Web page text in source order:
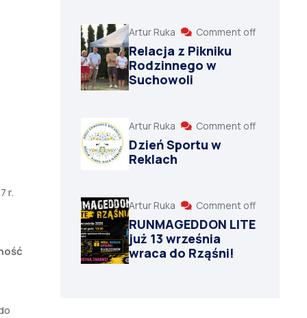
r.
Artur Ruka Comment off
Relacja z Pikniku
Rodzinnego w
Suchowoli
Artur Ruka Comment off
Dzień Sportu w
Reklach
Artur Ruka Comment off
RUNMAGEDDON LITE
już 13 września
wraca do Rząśni!